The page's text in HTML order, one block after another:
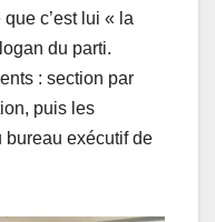
c’est lui « la
du parti.
: section par
puis les
exécutif de